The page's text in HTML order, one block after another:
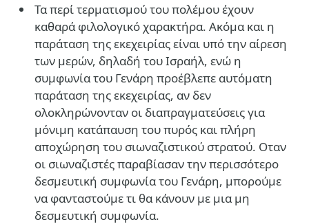
Τα περί τερματισμού του πολέμου έχουν
καθαρά φιλολογικό χαρακτήρα. Ακόμα και η
παράταση της εκεχειρίας είναι υπό την αίρεση
των μερών, δηλαδή του Ισραήλ, ενώ η
συμφωνία του Γενάρη προέβλεπε αυτόματη
παράταση της εκεχειρίας, αν δεν
ολοκληρώνονταν οι διαπραγματεύσεις για
μόνιμη κατάπαυση του πυρός και πλήρη
αποχώρηση του σιωναζιστικού στρατού. Οταν
οι σιωναζιστές παραβίασαν την περισσότερο
δεσμευτική συμφωνία του Γενάρη, μπορούμε
να φανταστούμε τι θα κάνουν με μια μη
δεσμευτική συμφωνία.